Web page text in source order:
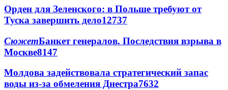
Орден для Зеленского: в Польше требуют от
Туска завершить дело12737
СюжетБанкет генералов. Последствия взрыва в
Москве8147
Молдова задействовала стратегический запас
воды из-за обмеления Днестра7632